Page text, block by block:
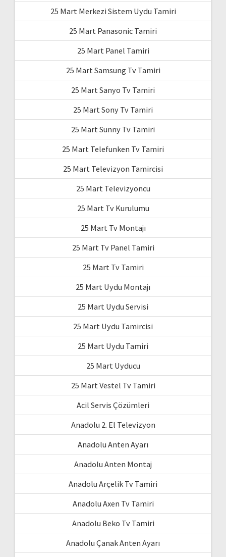
25 Mart Merkezi Sistem Uydu Tamiri
25 Mart Panasonic Tamiri
25 Mart Panel Tamiri
25 Mart Samsung Tv Tamiri
25 Mart Sanyo Tv Tamiri
25 Mart Sony Tv Tamiri
25 Mart Sunny Tv Tamiri
25 Mart Telefunken Tv Tamiri
25 Mart Televizyon Tamircisi
25 Mart Televizyoncu
25 Mart Tv Kurulumu
25 Mart Tv Montajı
25 Mart Tv Panel Tamiri
25 Mart Tv Tamiri
25 Mart Uydu Montajı
25 Mart Uydu Servisi
25 Mart Uydu Tamircisi
25 Mart Uydu Tamiri
25 Mart Uyducu
25 Mart Vestel Tv Tamiri
Acil Servis Çözümleri
Anadolu 2. El Televizyon
Anadolu Anten Ayarı
Anadolu Anten Montaj
Anadolu Arçelik Tv Tamiri
Anadolu Axen Tv Tamiri
Anadolu Beko Tv Tamiri
Anadolu Çanak Anten Ayarı